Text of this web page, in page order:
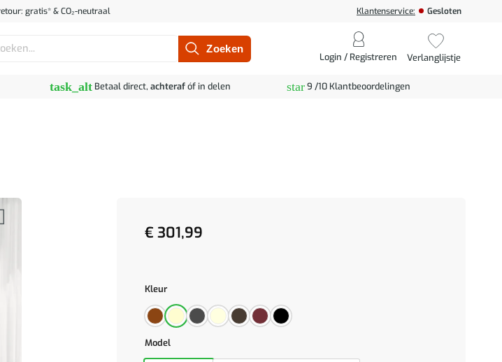
gratis* & CO₂-neutraal Klantenservice: Gesloten
Login / Registreren Verlanglijstje
task_alt Betaal direct, achterafóf in delen star9 /10 Klantbeoordelingen
€ 301,99
Kleur
Model